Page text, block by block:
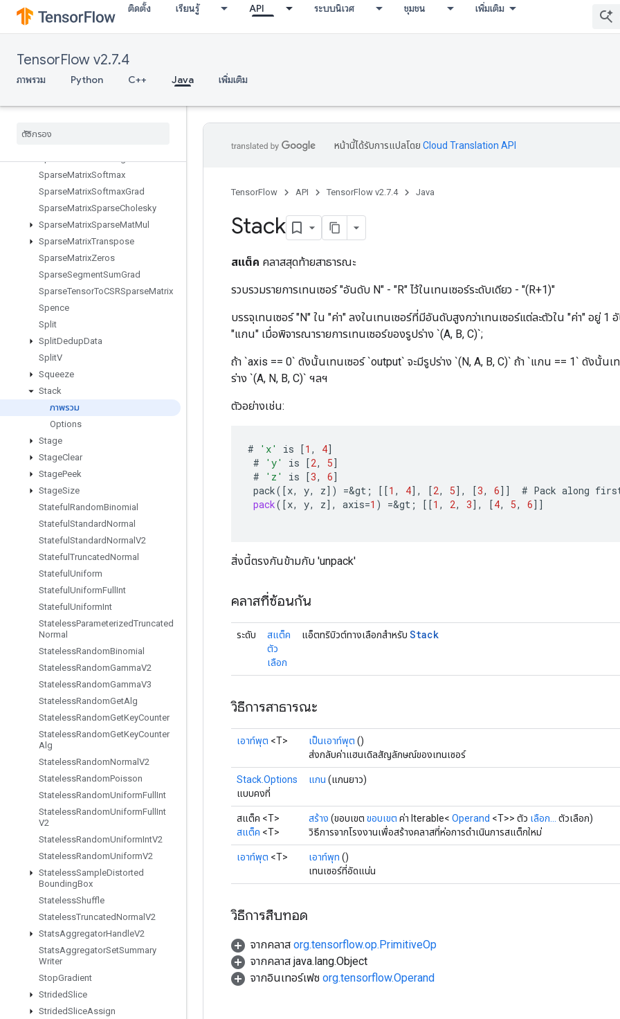
ติดตั้ง เรียนรู้ API ระบบนิเวศ ชุมชน เพิ่มเติม
TensorFlow v2.7.4
ภาพรวม Python C++ Java เพิ่มเติม
SparseApplyAdagradV2
SparseBincount
SparseCrossHashed
SparseCrossV2
SparseMatrixMatMul
SparseMatrixSoftmax
SparseMatrixSoftmaxGrad
SparseMatrixSparseCholesky
SparseMatrixSparseMatMul
SparseMatrixTranspose
SparseMatrixZeros
SparseSegmentSumGrad
SparseTensorToCSRSparseMatrix
Spence
Split
SplitDedupData
SplitV
Squeeze
Stack
ภาพรวม
Options
Stage
StageClear
StagePeek
StageSize
Stateful RandomBinomial
Stateful StandardNormal
Stateful StandardNormal V2
Stateful TruncatedNormal
Stateful Uniform
Stateful UniformFull Int
Stateful UniformInt
StatelessParameterizedTruncated
Normal
StatelessRandomBinomial
StatelessRandomGammaV2
StatelessRandomGammaV3
StatelessRandomGetAlg
StatelessRandomGetKeyCounter
StatelessRandomGetKeyCounter
Alg
StatelessRandomNormal V2
StatelessRandomPoisson
StatelessRandomUniformFull Int
StatelessRandomUniformFull Int
V2
StatelessRandomUniformIntV2
StatelessRandomUniformV2
StatelessSampleDistorted
BoundingBox
StatelessShuffle
StatelessTruncatedNormal V2
StatsAggregatorHandleV2
StatsAggregatorSetSummary
Writer
StopGradient
StridedSlice
StridedSliceAssign
หน้านี้ได้รับการแปลโดย Cloud Translation API
TensorFlow API TensorFlow v2.7.4 Java
Stack
สแต็ค คลาสสุดท้ายสาธารณะ
รวบรวมรายการเทนเซอร์ "อันดับ N" - "R" ไว้ในเทนเซอร์ระดับเดียว - "(R+1)"
บรรจุเทนเซอร์ "N" ใน "ค่า" ลงในเทนเซอร์ที่มีอันดับสูงกว่าเทนเซอร์แต่ละตัวใน "ค่า" อยู่ 1
"แกน" เมื่อพิจารณารายการเทนเซอร์ของรูปร่าง `(A, B, C)`;
ถ้า `axis == 0` ดังนั้นเทนเซอร์ `output` จะมีรูปร่าง `(N, A, B, C)` ถ้า `แกน == 1` ดังนั้นเ
ร่าง `(A, N, B, C)` ฯลฯ
ตัวอย่างเช่น:
# 'x' is [1 , 4]
#
'y' is [2, 5]
#
'z' is [3, 6]
pack( [x, y, z] ) =&gt ; [[1 , 4] , [2, 5] , [3, 6]] # Pack along
pack( [x, y, z] , axis=1 ) =&gt ; [[1 , 2, 3] , [4, 5, 6]]
สิ่งนี้ตรงกันข้ามกับ 'unpack'
คลาสที่ซ้อนกัน
ระดับ
สแต็ค
ตัว
เลือก
แอ็ตทริบิวต์ทางเลือกสำหรับ Stack
วิธีการสาธารณะ
เอาท์พุต <T> เป็นเอาท์พุต ()
ส่งกลับค่าแฮนเดิลสัญลักษณ์ของเทนเซอร์
Stack.Options
แบบคงที่
แกน (แกนยาว)
สแต็ค <T>
สแต็ค <T>
สร้าง (ขอบเขต ขอบเขต ค่า Iterable< Operand <T>> ตัว เลือก...
ตัวเลือก)
วิธีการจากโรงงานเพื่อสร้างคลาสที่ห่อการดำเนินการสแต็กใหม่
เอาท์พุต <T> เอาท์พุท ()
เทนเซอร์ที่อัดแน่น
วิธีการสืบทอด
จากคลาส org.tensorflow.op.PrimitiveOp
จากคลาส java.lang.Object
จากอินเทอร์เฟซ org.tensorflow.Operand